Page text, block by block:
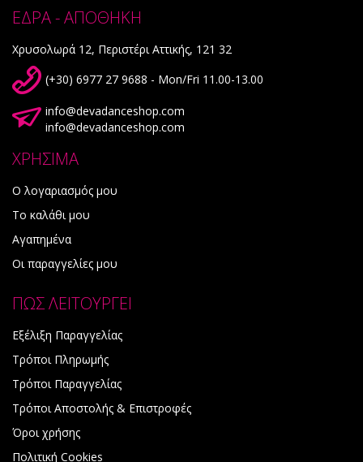
ΕΔΡΑ - ΑΠΟΘΗΚΗ
Χρυσολωρά 12, Περιστέρι Αττικής, 121 32
(+30) 6977 27 9688 - Mon/Fri 11.00-13.00
info@devadanceshop.com
info@devadanceshop.com
ΧΡΗΣΙΜΑ
Ο λογαριασμός μου
Το καλάθι μου
Αγαπημένα
Οι παραγγελίες μου
ΠΩΣ ΛΕΙΤΟΥΡΓΕΙ
Εξέλιξη Παραγγελίας
Τρόποι Πληρωμής
Τρόποι Παραγγελίας
Τρόποι Αποστολής & Επιστροφές
Όροι χρήσης
Πολιτική Cookies